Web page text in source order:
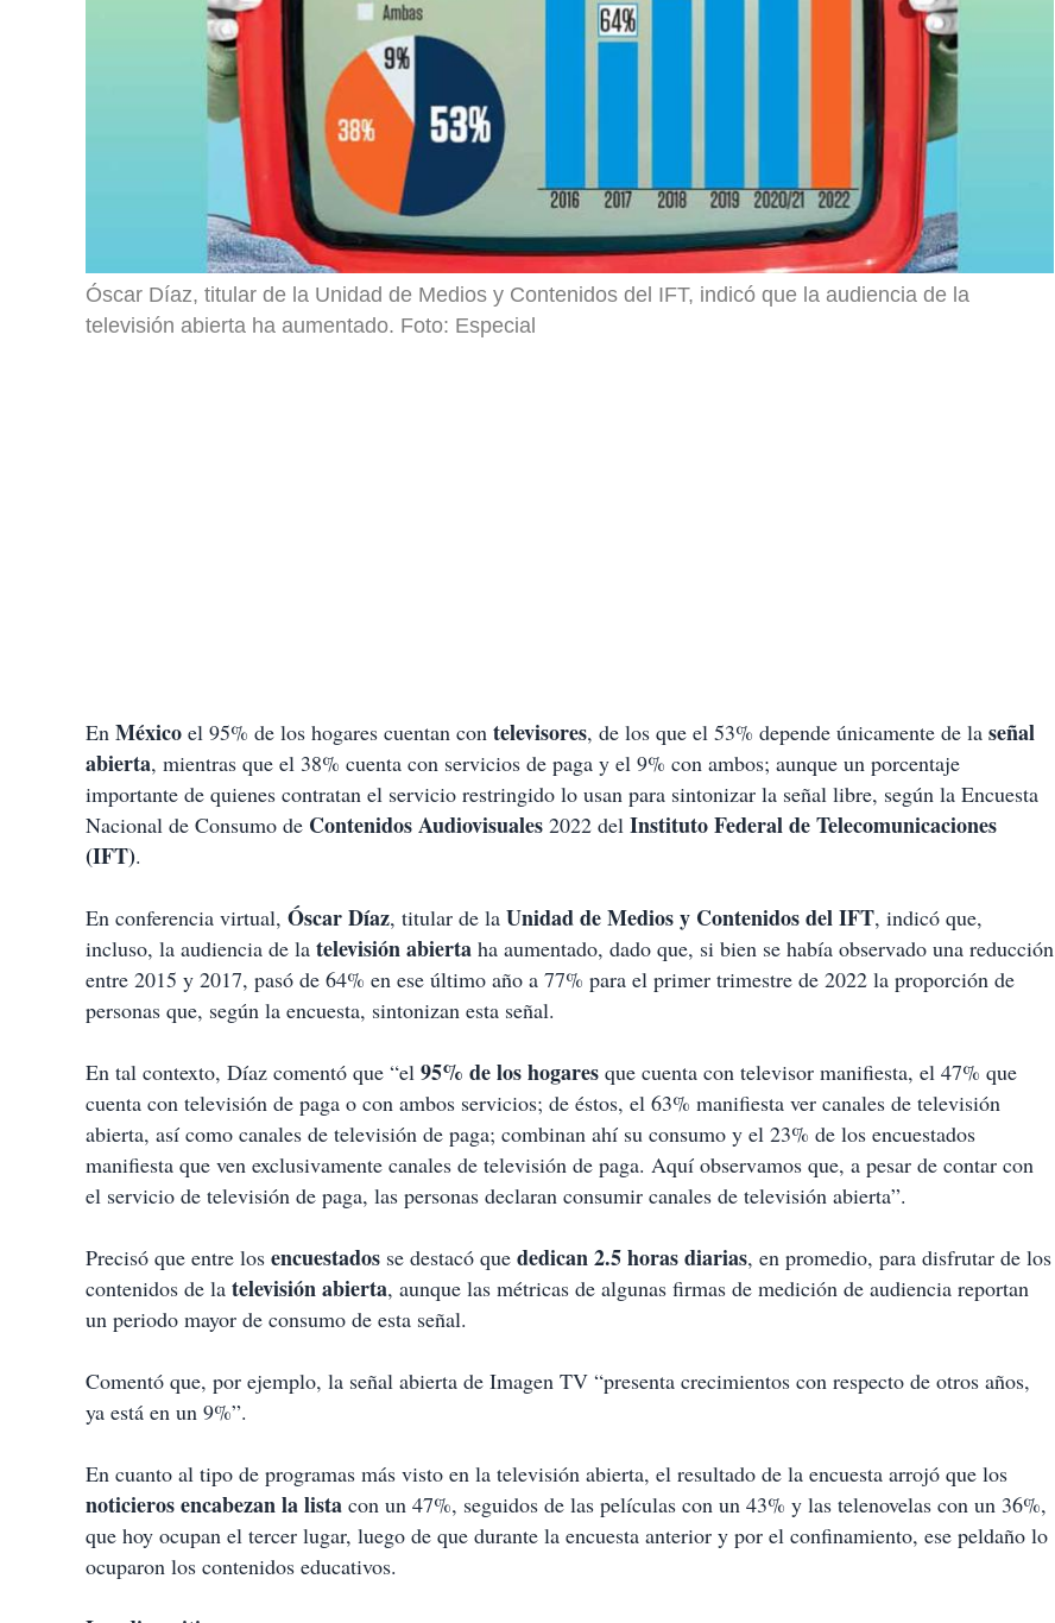
Óscar Díaz, titular de la Unidad de Medios y Contenidos del IFT, indicó que la audiencia de la
televisión abierta ha aumentado. Foto: Especial
En México el 95% de los hogares cuentan con televisores, de los que el 53% depende únicamente de la señal
abierta, mientras que el 38% cuenta con servicios de paga y el 9% con ambos; aunque un porcentaje
importante de quienes contratan el servicio restringido lo usan para sintonizar la señal libre, según la Encuesta
Nacional de Consumo de ContenidosAudiovisuales 2022 del Instituto Federal de Telecomunicaciones
(IFT).
En conferencia virtual, ÓscarDíaz, titular de la Unidadde Medios y Contenidos del IFT, indicó que,
incluso, la audiencia de la televisiónabierta ha aumentado, dado que, si bien se había observado una reducción
entre 2015 y 2017, pasó de 64% en ese último año a 77% para el primer trimestre de 2022 la proporción de
personas que, según la encuesta, sintonizan esta señal.
En tal contexto, Díaz comentó que “el 95% de los hogares que cuenta con televisor manifiesta, el 47% que
cuenta con televisión de paga o con ambos servicios; de éstos, el 63% manifiesta ver canales de televisión
abierta, así como canales de televisión de paga; combinan ahí su consumo y el 23% de los encuestados
manifiesta que ven exclusivamente canales de televisión de paga. Aquí observamos que, a pesar de contar con
el servicio de televisión de paga, las personas declaran consumir canales de televisión abierta”.
Precisó que entre los encuestados se destacó que dedican 2.5 horas diarias, en promedio, para disfrutar de los
contenidos de la televisiónabierta, aunque las métricas de algunas firmas de medición de audiencia reportan
un periodo mayor de consumo de esta señal.
Comentó que, por ejemplo, la señal abierta de Imagen TV “presenta crecimientos con respecto de otros años,
ya está en un 9%”.
En cuanto al tipo de programas más visto en la televisión abierta, el resultado de la encuesta arrojó que los
noticierosencabezanlalista con un 47%, seguidos de las películas con un 43% y las telenovelas con un 36%,
que hoy ocupan el tercer lugar, luego de que durante la encuesta anterior y por el confinamiento, ese peldaño lo
ocuparon los contenidos educativos.